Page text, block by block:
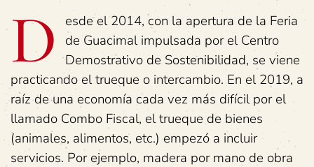
D
esde el 2014, con la apertura de la Feria
de Guacimal impulsada por el Centro
Demostrativo de Sostenibilidad, se viene
practicando el trueque o intercambio. En el 2019, a
raíz de una economía cada vez más difícil por el
llamado Combo Fiscal, el trueque de bienes
(animales, alimentos, etc.) empezó a incluir
servicios. Por ejemplo, madera por mano de obra